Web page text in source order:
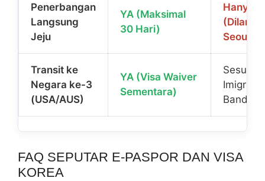
Penerbangan
Langsung
Jeju
YA (Maksimal
30 Hari)
Hanya
Seoul)
Transit ke
Negara ke-3
(USA/AUS)
YA (Visa Waiver
Sementara)
Sesuai
Imigrasi
Bandara
FAQ SEPUTAR E-PASPOR DAN VISA
KOREA